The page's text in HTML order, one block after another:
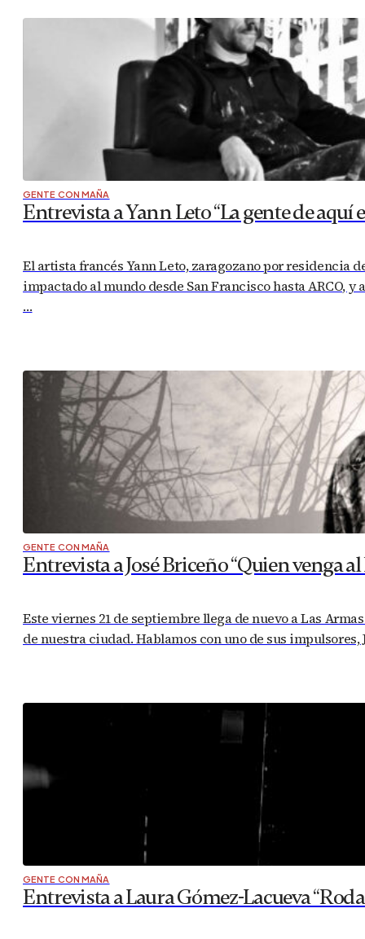
GENTE CON MAÑA
Entrevista a Yann Leto “La gente de aquí
El artista francés Yann Leto, zaragozano por residencia
impactado al mundo desde San Francisco hasta ARCO,
…
GENTE CON MAÑA
Entrevista a José Briceño “Quien venga
Este viernes 21 de septiembre llega de nuevo a Las
de nuestra ciudad. Hablamos con uno de sus
GENTE CON MAÑA
Entrevista a Laura Gómez-Lacueva